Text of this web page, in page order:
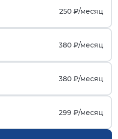
250 ₽/месяц
380 ₽/месяц
380 ₽/месяц
299 ₽/месяц